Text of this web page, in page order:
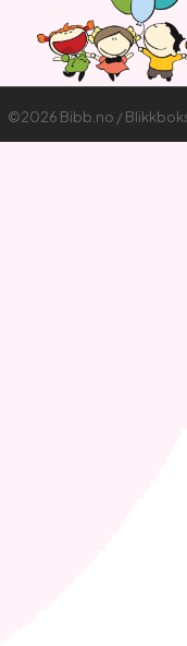
©2026 Bibb.no /